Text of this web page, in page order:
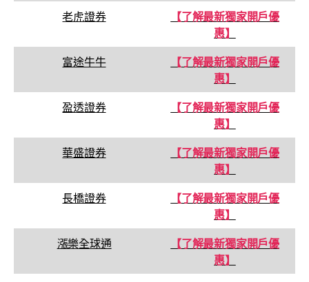
老虎證券
【了解最新獨家開戶優
惠】
富途牛牛
【了解最新獨家開戶優
惠】
盈透證券
【了解最新獨家開戶優
惠】
華盛證券
【了解最新獨家開戶優
惠】
長橋證券
【了解最新獨家開戶優
惠】
漲樂全球通
【了解最新獨家開戶優
惠】